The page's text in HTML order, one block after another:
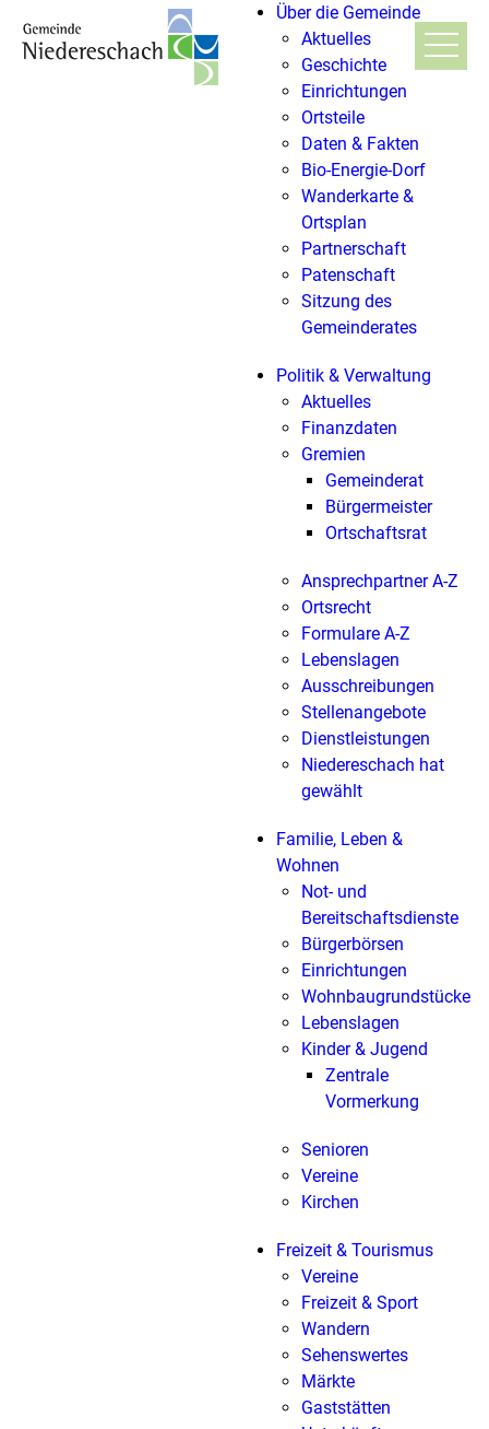
Über die Gemeinde
Aktuelles
Geschichte
Einrichtungen
Ortsteile
Daten & Fakten
Bio-Energie-Dorf
Wanderkarte &
Ortsplan
Partnerschaft
Patenschaft
Sitzung des
Gemeinderates
Politik & Verwaltung
Aktuelles
Finanzdaten
Gremien
Gemeinderat
Bürgermeister
Ortschaftsrat
Ansprechpartner A-Z
Ortsrecht
Formulare A-Z
Lebenslagen
Ausschreibungen
Stellenangebote
Dienstleistungen
Niedereschach hat
gewählt
Familie, Leben &
Wohnen
Not- und
Bereitschaftsdienste
Bürgerbörsen
Einrichtungen
Wohnbaugrundstücke
Lebenslagen
Kinder & Jugend
Zentrale
Vormerkung
Senioren
Vereine
Kirchen
Freizeit & Tourismus
Vereine
Freizeit & Sport
Wandern
Sehenswertes
Märkte
Gaststätten